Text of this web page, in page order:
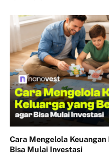
Cara Mengelola
Bisa Mulai Investasi